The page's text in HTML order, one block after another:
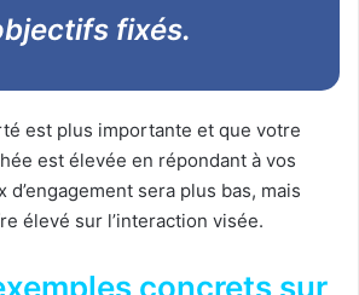
fixés.
est plus importante et que votre
est élevée en répondant à vos
sera plus bas, mais
élevé sur l’interaction visée.
concrets sur